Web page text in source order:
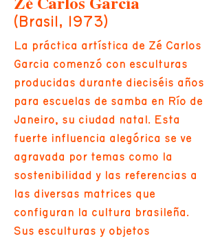
(Brasil, 1973)
La práctica artística de Zé Carlos
Garcia comenzó con esculturas
producidas durante dieciséis años
para escuelas de samba en Río de
Janeiro, su ciudad natal. Esta
fuerte influencia alegórica se ve
agravada por temas como la
sostenibilidad y las referencias a
las diversas matrices que
configuran la cultura brasileña.
Sus esculturas y objetos